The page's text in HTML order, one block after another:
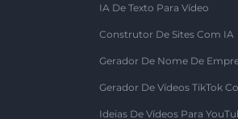
IA De Texto Para Vídeo
Construtor De Sites Com IA
Gerador De Nome De
Gerador De Vídeos TikTok
Ideias De Vídeos Para